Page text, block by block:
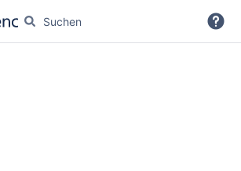
Weitere Informationen